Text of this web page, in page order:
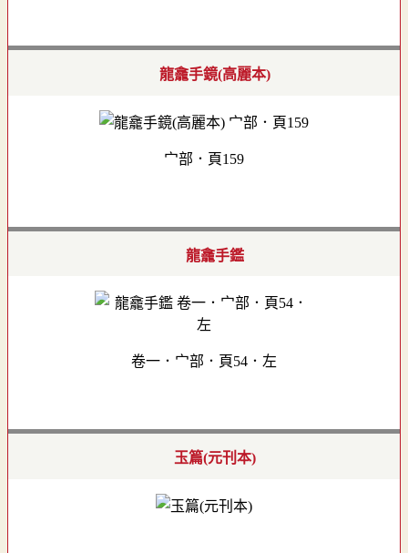
龍龕手鏡(高麗本)
宀部．頁159
龍龕手鑑
卷一．宀部．頁54．左
玉篇(元刊本)